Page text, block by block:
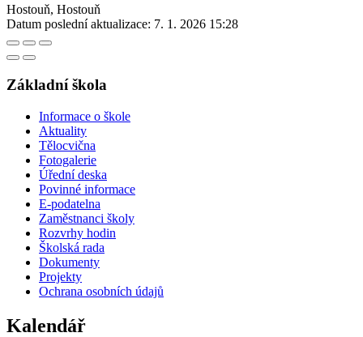
Hostouň, Hostouň
Datum poslední aktualizace: 7. 1. 2026 15:28
Základní škola
Informace o škole
Aktuality
Tělocvična
Fotogalerie
Úřední deska
Povinné informace
E-podatelna
Zaměstnanci školy
Rozvrhy hodin
Školská rada
Dokumenty
Projekty
Ochrana osobních údajů
Kalendář